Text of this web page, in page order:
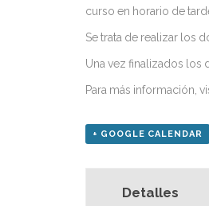
curso en horario de
Se trata de realizar los
Una vez finalizados los
Para más información,
+ GOOGLE CALENDAR
Detalles